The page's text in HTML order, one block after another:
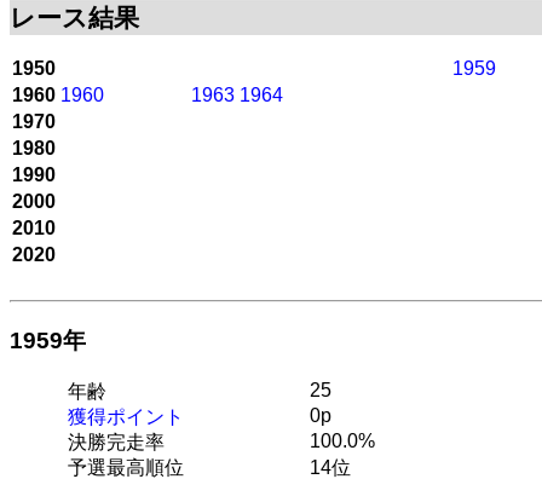
レース結果
1950
1959
1960 1960 1963 1964
1970
1980
1990
2000
2010
2020
1959年
年齢
25
獲得ポイント
0p
決勝完走率
100.0%
予選最高順位
14位